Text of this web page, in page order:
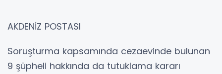
AKDENİZ POSTASI
Soruşturma kapsamında cezaevinde bulunan
9 şüpheli hakkında da tutuklama kararı